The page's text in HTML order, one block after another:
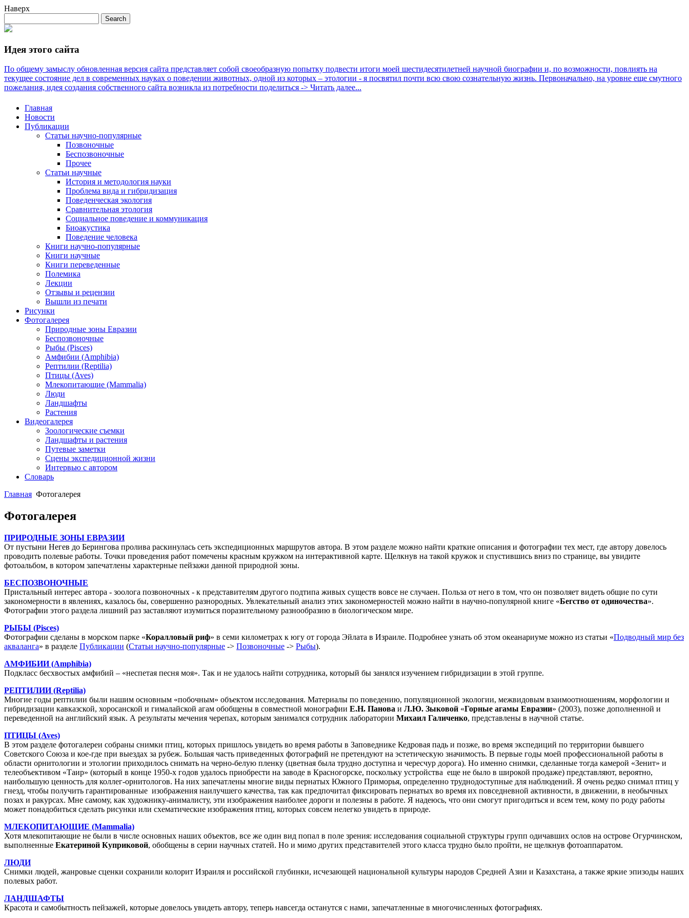
Наверх
Идея этого сайта
По общему замыслу обновленная версия сайта представляет собой своеобразную попытку подвести итоги моей шестидесятилетней научной биографии и, по возможности, повлиять на
текущее состояние дел в современных науках о поведении животных, одной из которых – этологии - я посвятил почти всю свою сознательную жизнь. Первоначально, на уровне еще смутного
пожелания, идея создания собственного сайта возникла из потребности поделиться -> Читать далее...
Главная
Новости
Публикации
Статьи научно-популярные
Позвоночные
Беспозвоночные
Прочее
Статьи научные
История и методология науки
Проблема вида и гибридизация
Поведенческая экология
Сравнительная этология
Социальное поведение и коммуникация
Биоакустика
Поведение человека
Книги научно-популярные
Книги научные
Книги переведенные
Полемика
Лекции
Отзывы и рецензии
Вышли из печати
Рисунки
Фотогалерея
Природные зоны Евразии
Беспозвоночные
Рыбы (Pisces)
Амфибии (Amphibia)
Рептилии (Reptilia)
Птицы (Aves)
Млекопитающие (Mammalia)
Люди
Ландшафты
Растения
Видеогалерея
Зоологические съемки
Ландшафты и растения
Путевые заметки
Сцены экспедиционной жизни
Интервью с автором
Словарь
Главная Фотогалерея
Фотогалерея
ПРИРОДНЫЕ ЗОНЫ ЕВРАЗИИ
От пустыни Негев до Берингова пролива раскинулась сеть экспедиционных маршрутов автора. В этом разделе можно найти краткие описания и фотографии тех мест, где автору довелось
проводить полевые работы. Точки проведения работ помечены красным кружком на интерактивной карте. Щелкнув на такой кружок и спустившись вниз по странице, вы увидите
фотоальбом, в котором запечатлены характерные пейзажи данной природной зоны.
БЕСПОЗВОНОЧНЫЕ
Пристальный интерес автора - зоолога позвоночных - к представителям другого подтипа живых существ вовсе не случаен. Польза от него в том, что он позволяет видеть общие по сути
закономерности в явлениях, казалось бы, совершенно разнородных. Увлекательный анализ этих закономерностей можно найти в научно-популярной книге «Бегство от одиночества».
Фотографии этого раздела лишний раз заставляют изумиться поразительному разнообразию в биологическом мире.
РЫБЫ (Pisces)
Фотографии сделаны в морском парке «Коралловый риф» в семи километрах к югу от города Эйлата в Израиле. Подробнее узнать об этом океанариуме можно из статьи «Подводный мир без
акваланга» в разделе Публикации (Статьи научно-популярные -> Позвоночные -> Рыбы).
АМФИБИИ (Amphibia)
Подкласс бесхвостых амфибий – «неспетая песня моя». Так и не удалось найти сотрудника, который бы занялся изучением гибридизации в этой группе.
РЕПТИЛИИ (Reptilia)
Многие годы рептилии были нашим основным «побочным» объектом исследования. Материалы по поведению, популяционной экологии, межвидовым взаимоотношениям, морфологии и
гибридизации кавказской, хоросанской и гималайской агам обобщены в совместной монографии Е.Н. Панова и Л.Ю. Зыковой «Горные агамы Евразии» (2003), позже дополненной и
переведенной на английский язык. А результаты мечения черепах, которым занимался сотрудник лаборатории Михаил Галиченко, представлены в научной статье.
ПТИЦЫ (Aves)
В этом разделе фотогалереи собраны снимки птиц, которых пришлось увидеть во время работы в Заповеднике Кедровая падь и позже, во время экспедиций по территории бывшего
Советского Союза и кое-где при выездах за рубеж. Большая часть приведенных фотографий не претендуют на эстетическую значимость. В первые годы моей профессиональной работы в
области орнитологии и этологии приходилось снимать на черно-белую пленку (цветная была трудно доступна и чересчур дорога). Но именно снимки, сделанные тогда камерой «Зенит» и
телеобъективом «Таир» (который в конце 1950-х годов удалось приобрести на заводе в Красногорске, поскольку устройства еще не было в широкой продаже) представляют, вероятно,
наибольшую ценность для коллег-орнитологов. На них запечатлены многие виды пернатых Южного Приморья, определенно труднодоступные для наблюдений. Я очень редко снимал птиц у
гнезд, чтобы получить гарантированные изображения наилучшего качества, так как предпочитал фиксировать пернатых во время их повседневной активности, в движении, в необычных
позах и ракурсах. Мне самому, как художнику-анималисту, эти изображения наиболее дороги и полезны в работе. Я надеюсь, что они смогут пригодиться и всем тем, кому по роду работы
может понадобиться сделать рисунки или схематические изображения птиц, которых совсем нелегко увидеть в природе.
МЛЕКОПИТАЮЩИЕ (Mammalia)
Хотя млекопитающие не были в числе основных наших объектов, все же один вид попал в поле зрения: исследования социальной структуры групп одичавших ослов на острове Огурчинском,
выполненные Екатериной Куприковой, обобщены в серии научных статей. Но и мимо других представителей этого класса трудно было пройти, не щелкнув фотоаппаратом.
ЛЮДИ
Снимки людей, жанровые сценки сохранили колорит Израиля и российской глубинки, исчезающей национальной культуры народов Средней Азии и Казахстана, а также яркие эпизоды наших
полевых работ.
ЛАНДШАФТЫ
Красота и самобытность пейзажей, которые довелось увидеть автору, теперь навсегда останутся с нами, запечатленные в многочисленных фотографиях.